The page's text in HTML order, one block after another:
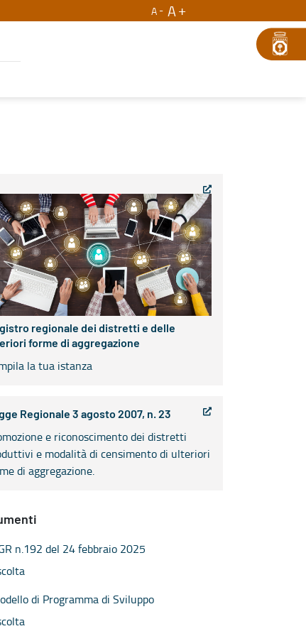
A
A
regionale dei distretti e delle
forme di aggregazione
la tua istanza
Regionale 3 agosto 2007, n. 23
e riconoscimento dei distretti
e modalità di censimento di ulteriori
di aggregazione.
n.192 del 24 febbraio 2025
di Programma di Sviluppo